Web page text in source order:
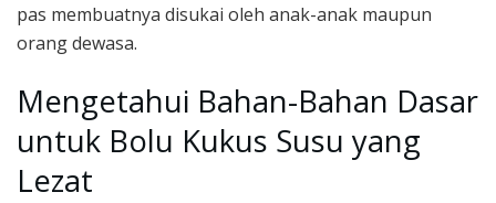
pas membuatnya disukai oleh anak-anak maupun
orang dewasa.
Mengetahui Bahan-Bahan Dasar
untuk Bolu Kukus Susu yang
Lezat